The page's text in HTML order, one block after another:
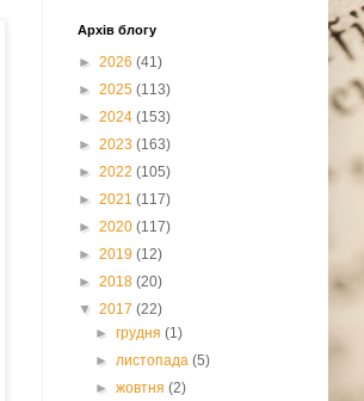
Архів блогу
► 2026 (41)
► 2025 (113)
► 2024 (153)
► 2023 (163)
► 2022 (105)
► 2021 (117)
► 2020 (117)
► 2019 (12)
► 2018 (20)
▼ 2017 (22)
►грудня(1)
►листопада(5)
►жовтня(2)